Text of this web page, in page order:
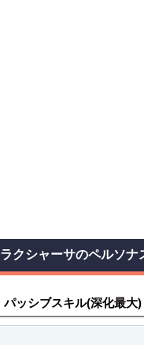
ラクシャーサのペルソナ
パッシブスキル(深化最大)